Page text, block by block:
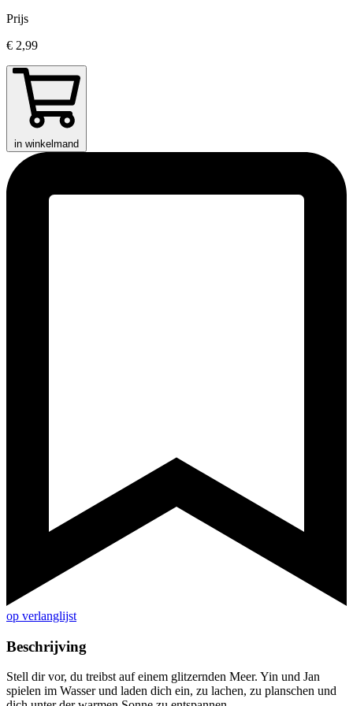
Prijs
€ 2,99
in winkelmand
op verlanglijst
Beschrijving
Stell dir vor, du treibst auf einem glitzernden Meer. Yin und Jan
spielen im Wasser und laden dich ein, zu lachen, zu planschen und